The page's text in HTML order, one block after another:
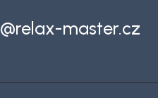
@relax-master.cz